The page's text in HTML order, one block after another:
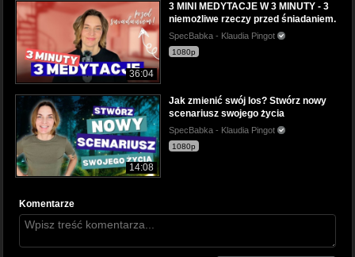
36:04
3 MINI MEDYTACJE W 3 MINUTY - 3
niemożliwe rzeczy przed śniadaniem.
SpecBabka - Klaudia Pingot
1080p
14:08
Jak zmienić swój los? Stwórz nowy
scenariusz swojego życia
SpecBabka - Klaudia Pingot
1080p
Komentarze